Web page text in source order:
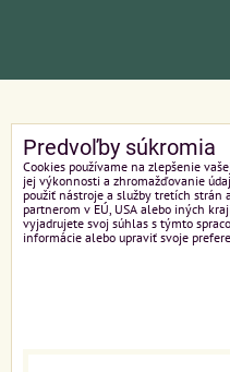
Predvoľby súkromia
Cookies používame na zlepšenie
jej výkonnosti a zhromažďovanie
použiť nástroje a služby tretích strán
partnerom v EÚ, USA alebo iných
vyjadrujete svoj súhlas s týmto
informácie alebo upraviť svoje